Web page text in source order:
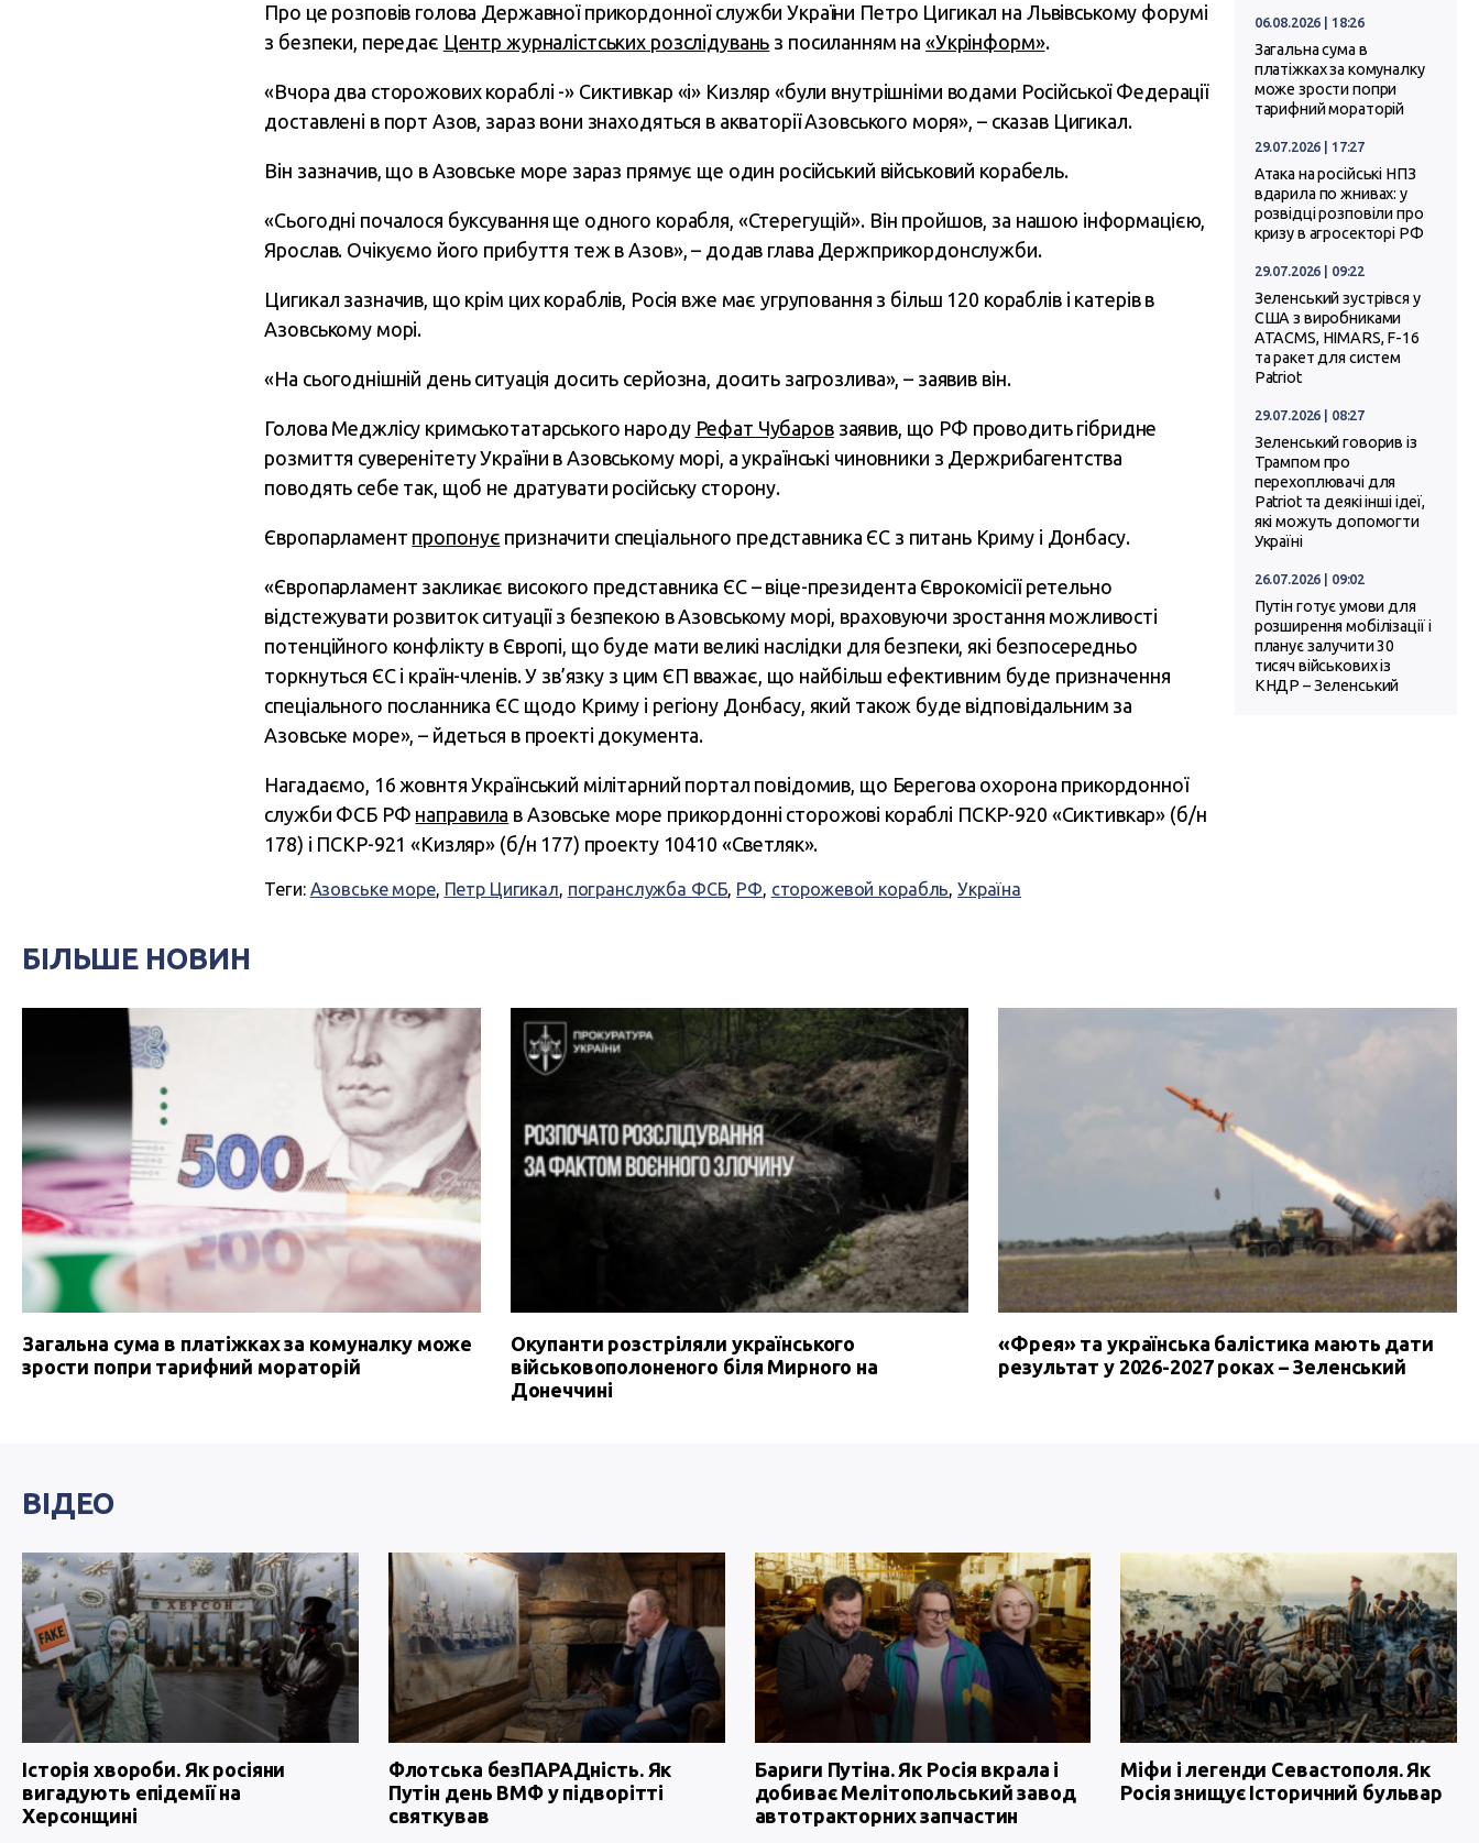
Про це розповів голова Державної прикордонної служби України Петро Цигикал на Львівському форумі
з безпеки, передає Центр журналістських розслідувань з посиланням на«Укрінформ».
«Вчора два сторожових кораблі -» Сиктивкар «і» Кизляр «були внутрішніми водами Російської Федерації
доставлені в порт Азов, зараз вони знаходяться в акваторії Азовського моря», – сказав Цигикал.
Він зазначив, що в Азовське море зараз прямує ще один російський військовий корабель.
«Сьогодні почалося буксування ще одного корабля, «Стерегущій». Він пройшов, за нашою інформацією,
Ярослав. Очікуємо його прибуття теж в Азов», – додав глава Держприкордонслужби.
Цигикал зазначив, що крім цих кораблів, Росія вже має угруповання з більш 120 кораблів і катерів в
Азовському морі.
«На сьогоднішній день ситуація досить серйозна, досить загрозлива», – заявив він.
Голова Меджлісу кримськотатарського народу Рефат Чубаровзаявив, що РФ проводить гібридне
розмиття суверенітету України в Азовському морі, а українські чиновники з Держрибагентства
поводять себе так, щоб не дратувати російську сторону.
Європарламент пропонує призначити спеціального представника ЄС з питань Криму і Донбасу.
«Європарламент закликає високого представника ЄС – віце-президента Єврокомісії ретельно
відстежувати розвиток ситуації з безпекою в Азовському морі, враховуючи зростання можливості
потенційного конфлікту в Європі, що буде мати великі наслідки для безпеки, які безпосередньо
торкнуться ЄС і країн-членів. У зв’язку з цим ЄП вважає, що найбільш ефективним буде призначення
спеціального посланника ЄС щодо Криму і регіону Донбасу, який також буде відповідальним за
Азовське море», – йдеться в проекті документа.
Нагадаємо, 16 жовнтя Український мілітарний портал повідомив, що Берегова охорона прикордонної
служби ФСБ РФ направила в Азовське море прикордонні сторожові кораблі ПСКР-920 «Сиктивкар» (б/н
178) і ПСКР-921 «Кизляр» (б/н 177) проекту 10410 «Светляк».
Теги: Азовське море, Петр Цигикал, погранслужба ФСБ, РФ, сторожевой корабль, Україна
06.08.2026 | 18:26
Загальна сума в
платіжках за комуналку
може зрости попри
тарифний мораторій
29.07.2026 | 17:27
Атака на російські НПЗ
вдарила по жнивах: у
розвідці розповіли про
кризу в агросекторі РФ
29.07.2026 | 09:22
Зеленський зустрівся у
США з виробниками
ATACMS, HIMARS, F-16
та ракет для систем
Patriot
29.07.2026 | 08:27
Зеленський говорив із
Трампом про
перехоплювачі для
Patriot та деякі інші ідеї,
які можуть допомогти
Україні
26.07.2026 | 09:02
Путін готує умови для
розширення мобілізації і
планує залучити 30
тисяч військових із
КНДР – Зеленський
БІЛЬШЕ НОВИН
Загальна сума в платіжках за комуналку може
зрости попри тарифний мораторій
Окупанти розстріляли українського
військовополоненого біля Мирного на
Донеччині
«Фрея» та українська балістика мають дати
результат у 2026-2027 роках – Зеленський
ВІДЕО
Історія хвороби. Як росіяни
вигадують епідемії на
Херсонщині
Флотська безПАРАДність. Як
Путін день ВМФ у підворітті
святкував
Бариги Путіна. Як Росія вкрала і
добиває Мелітопольський завод
автотракторних запчастин
Міфи і легенди Севастополя. Як
Росія знищує Історичний бульвар